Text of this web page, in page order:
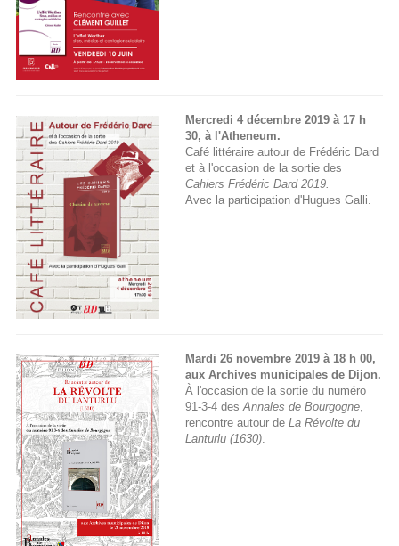
Mercredi 4 décembre 2019 à 17 h
30, à l'Atheneum.
Café littéraire autour de Frédéric Dard
et à l'occasion de la sortie des
Cahiers Frédéric Dard 2019.
Avec la participation d'Hugues Galli.
Mardi 26 novembre 2019 à 18 h 00,
aux Archives municipales de Dijon.
À l'occasion de la sortie du numéro
91-3-4 des Annales de Bourgogne
rencontre autour de La Révolte du
Lanturlu (1630)